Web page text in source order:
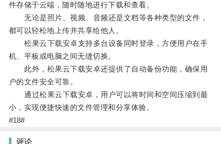
件存储于云端，随时随地进行下载和查看。
无论是照片、视频、音频还是文档等各种类型的文件，
都可以轻松地上传并共享给他人。
松果云下载安卓支持多台设备同时登录，方便用户在手
机、平板或电脑之间无缝切换。
此外，松果云下载安卓还提供了自动备份功能，确保用
户的文件安全可靠。
通过松果云下载安卓，用户可以将时间和空间压缩到最
小，实现便捷快速的文件管理和分享体验。
#18#
评论